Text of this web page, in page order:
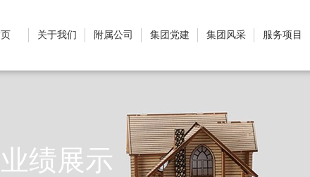
关于我们 附属公司 集团党建 集团风采 服务项目
业绩展示